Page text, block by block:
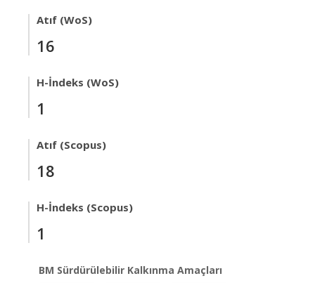
Atıf (WoS)
16
H-İndeks (WoS)
1
Atıf (Scopus)
18
H-İndeks (Scopus)
1
BM Sürdürülebilir Kalkınma Amaçları